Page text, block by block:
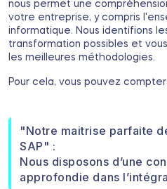
nous permet une
votre entreprise, y compris
informatique. Nous identifions
transformation possibles et
les meilleures méthodologies.
Pour cela, vous pouvez compter
"Notre maitrise parfaite
SAP" :
Nous disposons d’une
approfondie dans